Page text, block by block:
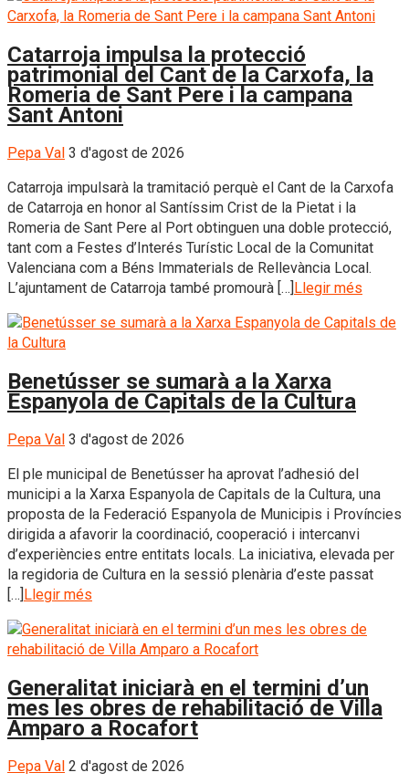
Catarroja impulsa la protecció
patrimonial del Cant de la Carxofa, la
Romeria de Sant Pere i la campana
Sant Antoni
Pepa Val 3 d'agost de 2026
Catarroja impulsarà la tramitació perquè el Cant de la Carxofa
de Catarroja en honor al Santíssim Crist de la Pietat i la
Romeria de Sant Pere al Port obtinguen una doble protecció,
tant com a Festes d’Interés Turístic Local de la Comunitat
Valenciana com a Béns Immaterials de Rellevància Local.
L’ajuntament de Catarroja també promourà […]Llegir més
Benetússer se sumarà a la Xarxa
Espanyola de Capitals de la Cultura
Pepa Val 3 d'agost de 2026
El ple municipal de Benetússer ha aprovat l’adhesió del
municipi a la Xarxa Espanyola de Capitals de la Cultura, una
proposta de la Federació Espanyola de Municipis i Províncies
dirigida a afavorir la coordinació, cooperació i intercanvi
d’experiències entre entitats locals. La iniciativa, elevada per
la regidoria de Cultura en la sessió plenària d’este passat
[…]Llegir més
Generalitat iniciarà en el termini d’un
mes les obres de rehabilitació de Villa
Amparo a Rocafort
Pepa Val 2 d'agost de 2026